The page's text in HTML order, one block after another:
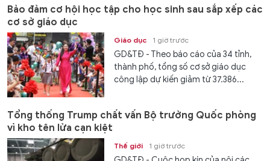
Bảo đảm cơ hội học tập cho học sinh sau sắp xếp các
cơ sở giáo dục
Giáo dục 1 giờ trước
GD&TĐ - Theo báo cáo của 34 tỉnh,
thành phố, tổng số cơ sở giáo dục
công lập dự kiến giảm từ 37.386...
Tổng thống Trump chất vấn Bộ trưởng Quốc phòng
vì kho tên lửa cạn kiệt
Thế giới 1 giờ trước